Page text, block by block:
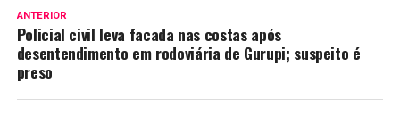
ANTERIOR
Policial civil leva facada nas costas após
desentendimento em rodoviária de Gurupi; suspeito é
preso